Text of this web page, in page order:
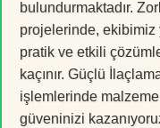
bulundurmaktadır.
projelerinde, ekibimiz
pratik ve etkili
kaçınır. Güçlü
işlemlerinde
güveninizi